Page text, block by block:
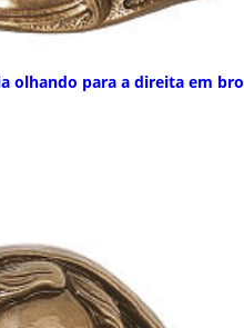
olhando para a direita em